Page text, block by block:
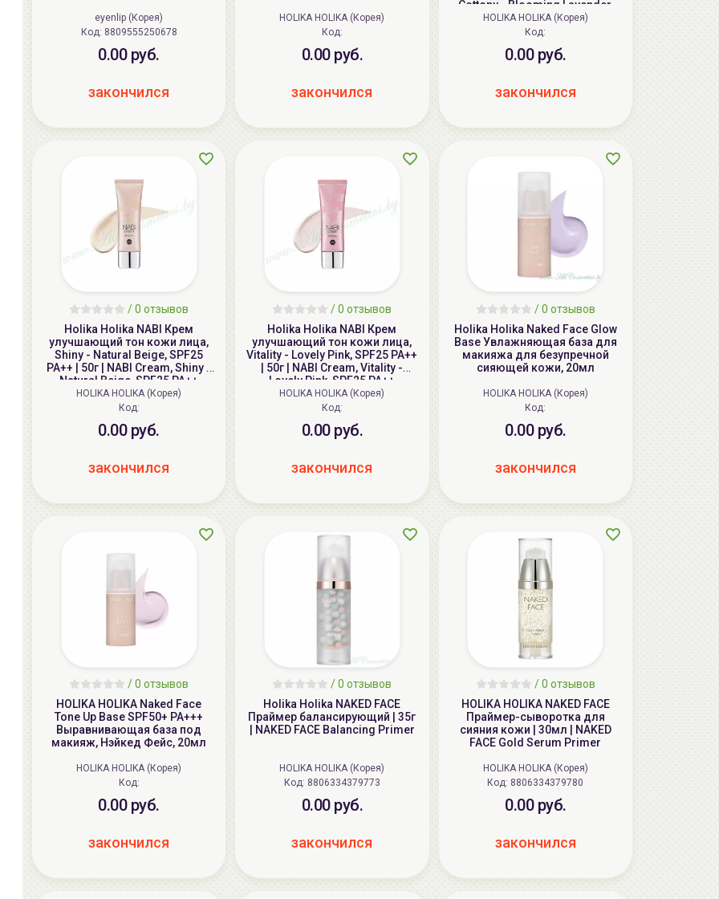
eyenlip (Корея)
Код: 8809555250678
0.00 руб.
закончился
HOLIKA HOLIKA (Корея)
Код:
0.00 руб.
закончился
Cottony - Blooming Lavender,
SPF25 PA++
HOLIKA HOLIKA (Корея)
Код:
0.00 руб.
закончился
/ 0 отзывов
Holika Holika NABI Крем
улучшающий тон кожи лица,
Shiny - Natural Beige, SPF25
PA++ | 50г | NABI Cream, Shiny -
Natural Beige, SPF25 PA++
HOLIKA HOLIKA (Корея)
Код:
0.00 руб.
закончился
/ 0 отзывов
Holika Holika NABI Крем
улучшающий тон кожи лица,
Vitality - Lovely Pink, SPF25 PA++
| 50г | NABI Cream, Vitality -
Lovely Pink, SPF25 PA++
HOLIKA HOLIKA (Корея)
Код:
0.00 руб.
закончился
/ 0 отзывов
Holika Holika Naked Face Glow
Base Увлажняющая база для
макияжа для безупречной
сияющей кожи, 20мл
HOLIKA HOLIKA (Корея)
Код:
0.00 руб.
закончился
/ 0 отзывов
HOLIKA HOLIKA Naked Face
Tone Up Base SPF50+ PA+++
Выравнивающая база под
макияж, Нэйкед Фейс, 20мл
HOLIKA HOLIKA (Корея)
Код:
0.00 руб.
закончился
/ 0 отзывов
Holika Holika NAKED FACE
Праймер балансирующий | 35г
| NAKED FACE Balancing Primer
HOLIKA HOLIKA (Корея)
Код: 8806334379773
0.00 руб.
закончился
/ 0 отзывов
HOLIKA HOLIKA NAKED FACE
Праймер-сыворотка для
сияния кожи | 30мл | NAKED
FACE Gold Serum Primer
HOLIKA HOLIKA (Корея)
Код: 8806334379780
0.00 руб.
закончился